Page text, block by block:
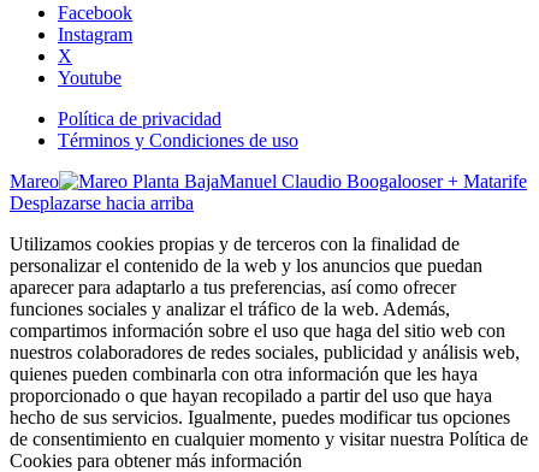
Facebook
Instagram
X
Youtube
Política de privacidad
Términos y Condiciones de uso
Mareo
Manuel Claudio Boogalooser + Matarife
Desplazarse hacia arriba
Utilizamos cookies propias y de terceros con la finalidad de
personalizar el contenido de la web y los anuncios que puedan
aparecer para adaptarlo a tus preferencias, así como ofrecer
funciones sociales y analizar el tráfico de la web. Además,
compartimos información sobre el uso que haga del sitio web con
nuestros colaboradores de redes sociales, publicidad y análisis web,
quienes pueden combinarla con otra información que les haya
proporcionado o que hayan recopilado a partir del uso que haya
hecho de sus servicios. Igualmente, puedes modificar tus opciones
de consentimiento en cualquier momento y visitar nuestra Política de
Cookies para obtener más información